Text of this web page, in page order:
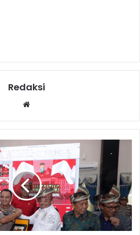
Redaksi